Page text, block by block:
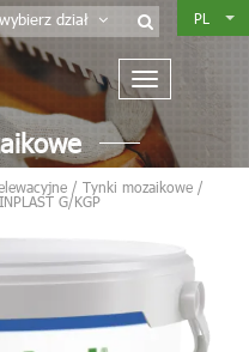
wybierz dział PL
/ Tynki mozaikowe /
G/KGP